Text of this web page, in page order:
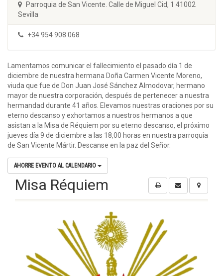
Parroquia de San Vicente. Calle de Miguel Cid, 1 41002
Sevilla
+34 954 908 068
Lamentamos comunicar el fallecimiento el pasado día 1 de
diciembre de nuestra hermana Doña Carmen Vicente Moreno,
viuda que fue de Don Juan José Sánchez Almodovar, hermano
mayor de nuestra corporación, después de pertenecer a nuestra
hermandad durante 41 años. Elevamos nuestras oraciones por su
eterno descanso y exhortamos a nuestros hermanos a que
asistan a la Misa de Réquiem por su eterno descanso, el próximo
jueves día 9 de diciembre a las 18,00 horas en nuestra parroquia
de San Vicente Mártir. Descanse en la paz del Señor.
AHORRE EVENTO AL CALENDARIO
Misa Réquiem